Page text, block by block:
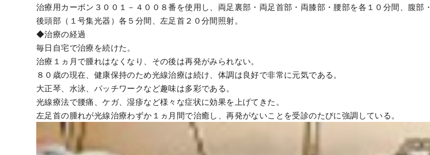
治療用カーボン３００１－４００８番を使用し、両足裏部・両足首部・両膝部・腰部を各１０分間、腹部・
後頭部（１号集光器）各５分間、左足首２０分間照射。
◆治療の経過
毎日自宅で治療を続けた。
治療１ヵ月で腫れはなくなり、その後は再発がみられない。
８０歳の現在、健康保持のため光線治療は続け、体調は良好で非常に元気である。
大正琴、水泳、パッチワークなど趣味は多彩である。
光線療法で腰痛、ケガ、湿疹など様々な症状に効果を上げてきた。
左足首の腫れが光線治療わずか１ヵ月間で治癒し、再発がないことを受診のたびに強調している。